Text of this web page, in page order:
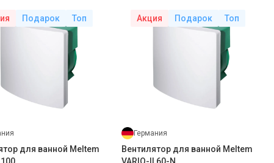
Подарок Топ
для ванной Meltem
Акция Подарок Топ
Германия
Вентилятор для ванной Meltem